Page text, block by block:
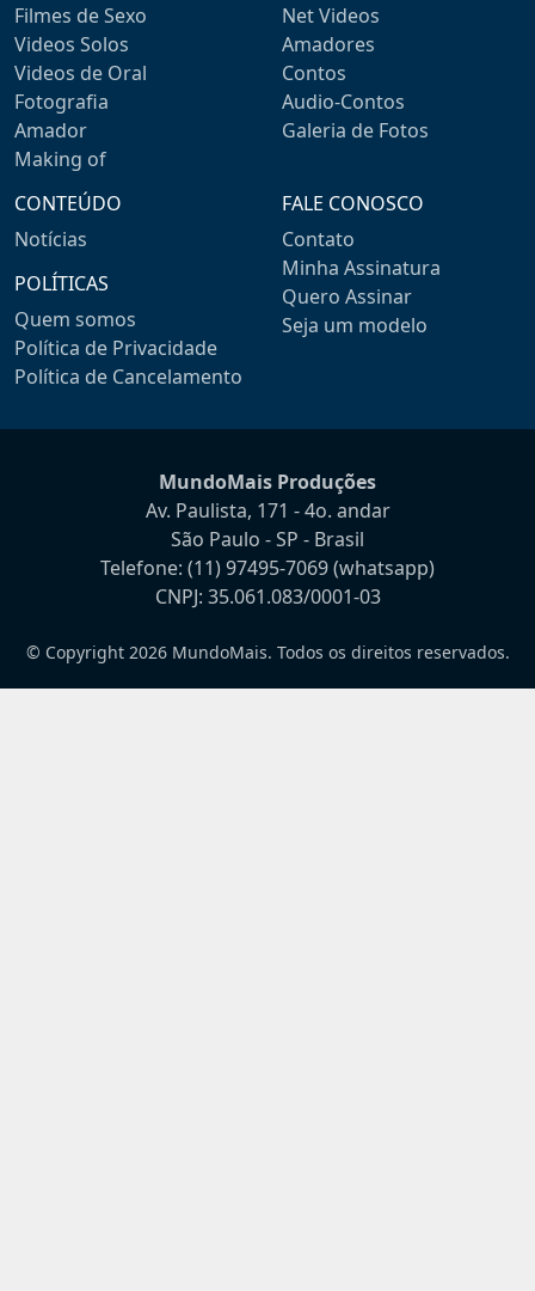
Filmes de Sexo
Videos Solos
Videos de Oral
Fotografia
Amador
Making of
Net Videos
Amadores
Contos
Audio-Contos
Galeria de Fotos
CONTEÚDO
Notícias
POLÍTICAS
Quem somos
Política de Privacidade
Política de Cancelamento
FALE CONOSCO
Contato
Minha Assinatura
Quero Assinar
Seja um modelo
MundoMais Produções
Av. Paulista, 171 - 4o. andar
São Paulo - SP - Brasil
Telefone: (11) 97495-7069(whatsapp)
CNPJ: 35.061.083/0001-03
© Copyright 2026 MundoMais. Todos os direitos reservados.